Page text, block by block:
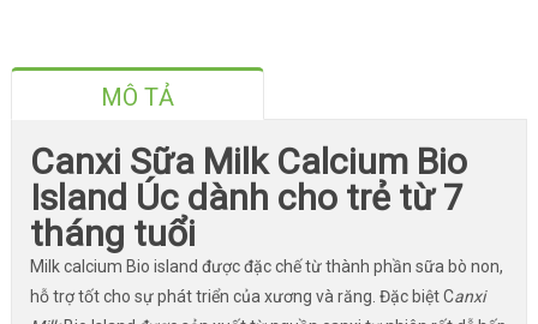
MÔ TẢ
Canxi Sữa Milk Calcium Bio
Island Úc dành cho trẻ từ 7
tháng tuổi
Milk calcium Bio island được đặc chế từ thành phần sữa bò non,
hỗ trợ tốt cho sự phát triển của xương và răng. Đặc biệt Canxi